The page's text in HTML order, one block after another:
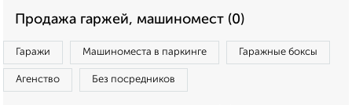
Продажа гаржей, машиномест (0)
Гаражи Машиноместа в паркинге Гаражные боксы
Агенство Без посредников